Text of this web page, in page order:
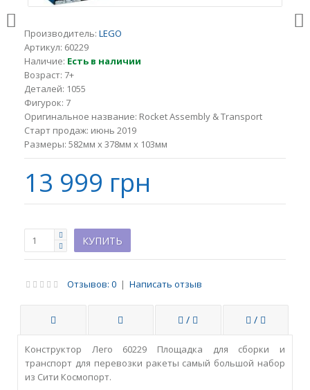
Производитель: LEGO
Артикул: 60229
Наличие: Есть в наличии
Возраст: 7+
Деталей: 1055
Фигурок: 7
Оригинальное название: Rocket Assembly & Transport
Старт продаж: июнь 2019
Размеры: 582мм x 378мм x 103мм
13 999 грн
Отзывов: 0 | Написать отзыв
/ /
Конструктор Лего 60229 Площадка для сборки и
транспорт для перевозки ракеты самый большой набор
из Сити Космопорт.